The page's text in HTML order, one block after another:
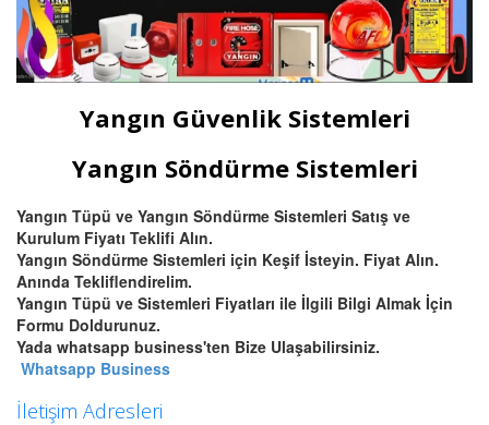
Bursa Otomatik Gazlı Söndürme
ve Mühendislik Sistemleri
Bursa FM200, Novec 1230
otomatik gazlı söndürme, pano
endüstriyel mutfak davlumbaz
montaj ve tüp dolumu.
Devamını Oku
Bursa Yangın Dolabı, Hortum
Tesisatı ve Hidrant Sistemleri
Bursa sıva üstü, sıva altı yangın
dolapları montajı, seyyar
Yangın Güvenlik Sistemleri
Yangın Söndürme Sistemleri
Yangın Tüpü ve Yangın Söndürme Sistemleri Satış ve
Kurulum Fiyatı Teklifi Alın.
Yangın Söndürme Sistemleri için Keşif İsteyin. Fiyat Alın.
Anında Tekliflendirelim.
Yangın Tüpü ve Sistemleri Fiyatları ile İlgili Bilgi Almak İçin
Formu Doldurunuz.
Yada whatsapp business'ten Bize Ulaşabilirsiniz.
Whatsapp Business
İletişim Adresleri